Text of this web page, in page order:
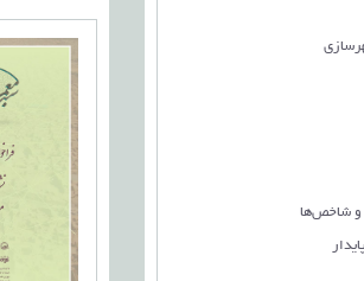
و شاخص‌ها